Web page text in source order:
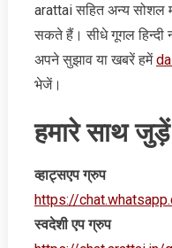
arattai सहित अन्‍य सोशल
सकते हैं। सीधे गूगल
अपने सुझाव या खबरें हमें
भेजें।
हमारे साथ जुड़ें
व्‍हाट्सएप ग्रुप
https://
स्‍वदेशी एप ग्रुप